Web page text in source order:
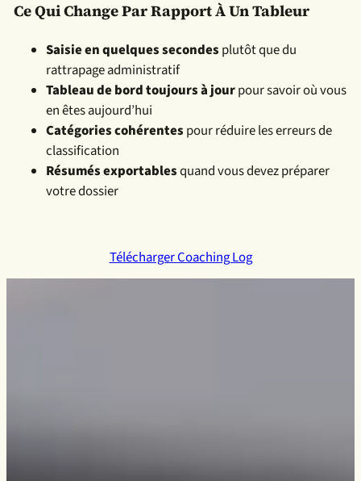
Ce Qui Change Par Rapport À Un Tableur
Saisie en quelques secondes plutôt que du
rattrapage administratif
Tableau de bord toujours à jourpour savoir où vous
en êtes aujourd’hui
Catégories cohérentes pour réduire les erreurs de
classification
Résumés exportablesquand vous devez préparer
votre dossier
Télécharger Coaching Log